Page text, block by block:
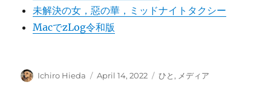
未解決の女，惡の華，ミッドナイトタクシー
MacでzLog令和版
Author
Ichiro Hieda
Posted
April 14, 2022 Categories
ひと , メディア